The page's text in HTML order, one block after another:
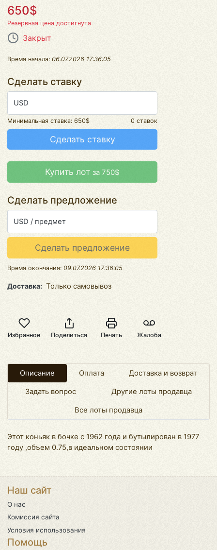
650$
Резервная цена достигнута
Закрыт
Время начала: 06.07.2026 17:36:05
Сделать ставку
USD
Минимальная ставка: 650$ 0 ставок
Сделать ставку
Купить лот за 750$
Сделать предложение
USD / предмет
Сделать предложение
Время окончания: 09.07.2026 17:36:05
Доставка Только самовывоз
Избранное Поделиться Печать Жалоба
Описание Оплата Доставка и возврат
Задать вопрос Другие лоты продавца
Все лоты продавца
Этот коньяк в бочке с 1962 года и бутылирован в 1977
году ,объем 0.75,в идеальном состоянии
Наш сайт
О нас
Комиссия сайта
Условия использования
Помощь